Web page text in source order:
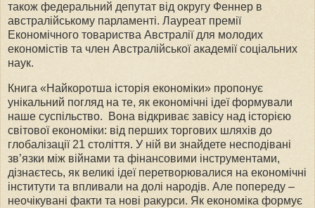
також федеральний депутат від округу Феннер в
австралійському парламенті. Лауреат премії
Економічного товариства Австралії для молодих
економістів та член Австралійської академії соціальних
наук.
Книга «Найкоротша історія економіки» пропонує
унікальний погляд на те, як економічні ідеї формували
наше суспільство. Вона відкриває завісу над історією
світової економіки: від перших торгових шляхів до
глобалізації 21 століття. У ній ви знайдете несподівані
зв’язки між війнами та фінансовими інструментами,
дізнаєтесь, як великі ідеї перетворювалися на економічні
інститути та впливали на долі народів. Але попереду –
неочікувані факти та нові ракурси. Як економіка формує